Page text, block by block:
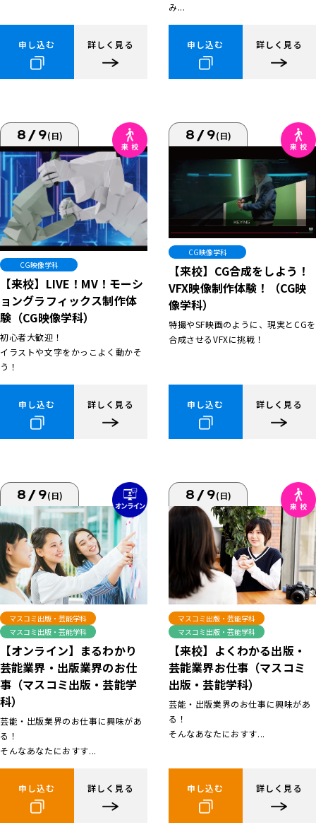
申し込む 詳しく見る
み...
申し込む 詳しく見る
8/9(日)
CG映像学科
【来校】LIVE！MV！モーシ
ョングラフィックス制作体
験（CG映像学科）
初心者大歓迎！
イラストや文字をかっこよく動かそ
う！
申し込む 詳しく見る
8/9(日)
CG映像学科
【来校】CG合成をしよう！
VFX映像制作体験！（CG映
像学科）
特撮やSF映画のように、現実とCGを
合成させるVFXに挑戦！
申し込む 詳しく見る
8/9(日)
マスコミ出版・芸能学科
マスコミ出版・芸能学科
【オンライン】まるわかり
芸能業界・出版業界のお仕
事（マスコミ出版・芸能学
科）
芸能・出版業界のお仕事に興味があ
る！
そんなあなたにおすす...
申し込む 詳しく見る
8/9(日)
マスコミ出版・芸能学科
マスコミ出版・芸能学科
【来校】よくわかる出版・
芸能業界お仕事（マスコミ
出版・芸能学科）
芸能・出版業界のお仕事に興味があ
る！
そんなあなたにおすす...
申し込む 詳しく見る